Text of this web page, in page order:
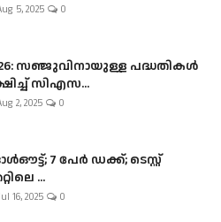
5, 2025 0
സഞ്ജുവിനായുള്ള പദ്ധതികൾ
സിഎസ...
2, 2025 0
7 പേർ ഡക്ക്; ടെസ്റ്റ്
...
16, 2025 0